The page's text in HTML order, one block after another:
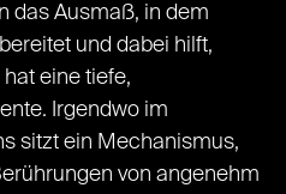
das Ausmaß, in dem
und dabei hilft,
eine tiefe,
Irgendwo im
sitzt ein Mechanismus,
von angenehm